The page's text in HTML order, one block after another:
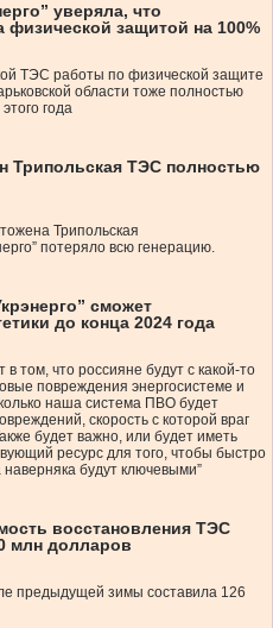
уверяла, что
физической защитой на 100%
ТЭС работы по физической защите
области тоже полностью
года
Трипольская ТЭС полностью
Трипольская
потеряло всю генерацию.
сможет
до конца 2024 года
том, что россияне будут с какой-то
повреждения энергосистеме и
наша система ПВО будет
скорость с которой враг
будет важно, или будет иметь
ресурс для того, чтобы быстро
будут ключевыми”
восстановления ТЭС
млн долларов
предыдущей зимы составила 126